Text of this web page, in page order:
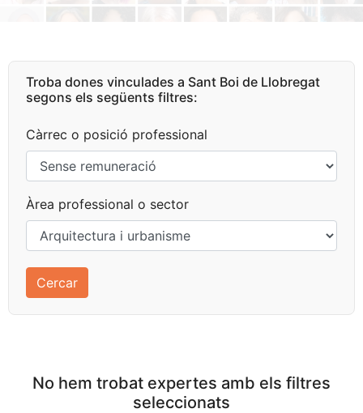
Troba dones vinculades a Sant Boi de Llobregat
segons els següents filtres:
Càrrec o posició professional
Àrea professional o sector
No hem trobat expertes amb els filtres
seleccionats